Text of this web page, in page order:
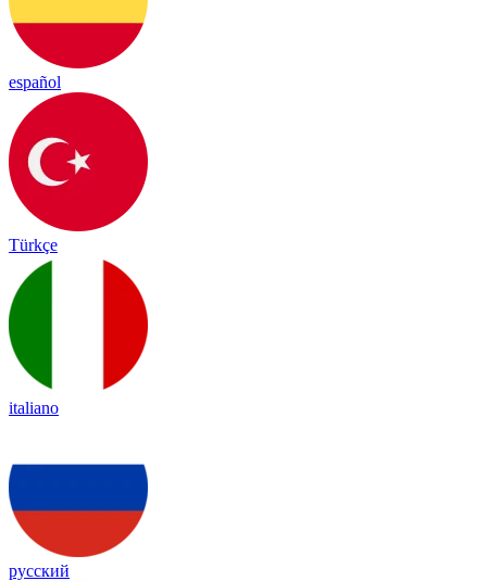
español
Türkçe
italiano
русский